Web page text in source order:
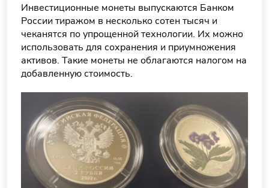
Инвестиционные монеты выпускаются Банком
России тиражом в несколько сотен тысяч и
чеканятся по упрощенной технологии. Их можно
использовать для сохранения и приумножения
активов. Такие монеты не облагаются налогом на
добавленную стоимость.